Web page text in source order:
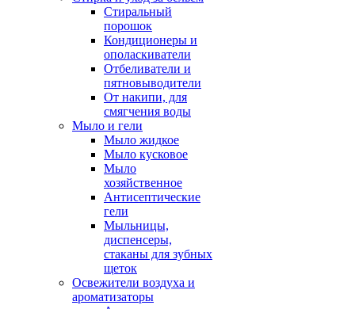
Стиральный
порошок
Кондиционеры и
ополаскиватели
Отбеливатели и
пятновыводители
От накипи, для
смягчения воды
Мыло и гели
Мыло жидкое
Мыло кусковое
Мыло
хозяйственное
Антисептические
гели
Мыльницы,
диспенсеры,
стаканы для зубных
щеток
Освежители воздуха и
ароматизаторы